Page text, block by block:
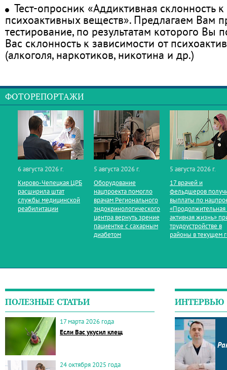
Тест-опросник «Аддиктивная склонность
психоактивных веществ». Предлагаем Вам
тестирование, по результатам которого Вы
Вас склонность к зависимости от
(алкоголя, наркотиков, никотина и др.)
ФОТОРЕПОРТАЖИ
6 августа 2026 г.
Кирово‑Чепецкая ЦРБ
расширила штат
службы медицинской
реабилитации
5 августа 2026 г.
Оборудование
нацпроекта помогло
врачам Регионального
эндокринологического
центра вернуть зрение
пациентке с сахарным
диабетом
5 августа 2026 г.
17 врачей и
фельдшеров
выплаты по
«Продолжительная
активная жизнь»
трудоустройстве в
районы в текущем
ПОЛЕЗНЫЕ СТАТЬИ
17 марта 2026 года
Если Вас укусил клещ
24 октября 2025 года
ИНТЕРВЬЮ